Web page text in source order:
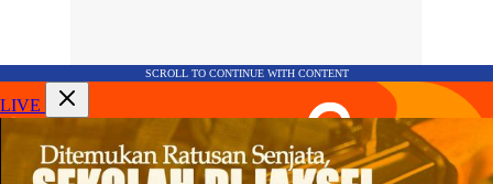
SCROLL TO CONTINUE WITH CONTENT
LIVE